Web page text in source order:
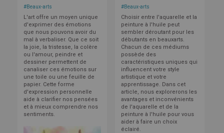
#Beaux-arts
L'art offre un moyen unique
d'exprimer des émotions
que nous pouvons avoir du
mal à verbaliser. Que ce soit
la joie, la tristesse, la colère
ou l'amour, peindre et
dessiner permettent de
canaliser ces émotions sur
une toile ou une feuille de
papier. Cette forme
d'expression personnelle
aide à clarifier nos pensées
et à mieux comprendre nos
sentiments.
#Beaux-arts
Choisir entre l'aquarelle et la
peinture à l'huile peut
sembler déroutant pour les
débutants en beauxarts.
Chacun de ces médiums
possède des
caractéristiques uniques qui
influencent votre style
artistique et votre
apprentissage. Dans cet
article, nous explorerons les
avantages et inconvénients
de l'aquarelle et de la
peinture à l'huile pour vous
aider à faire un choix
éclairé.